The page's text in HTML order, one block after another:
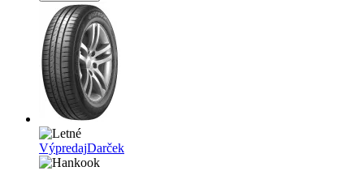
VýpredajDarček